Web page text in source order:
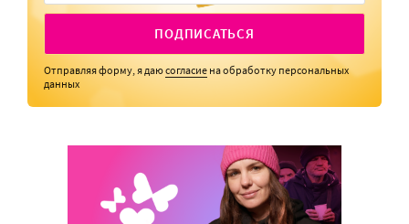
ПОДПИСАТЬСЯ
Отправляя форму, я даюсогласие на обработку персональных
данных